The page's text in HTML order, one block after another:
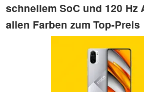
schnellem SoC und 120 Hz
allen Farben zum Top-Preis